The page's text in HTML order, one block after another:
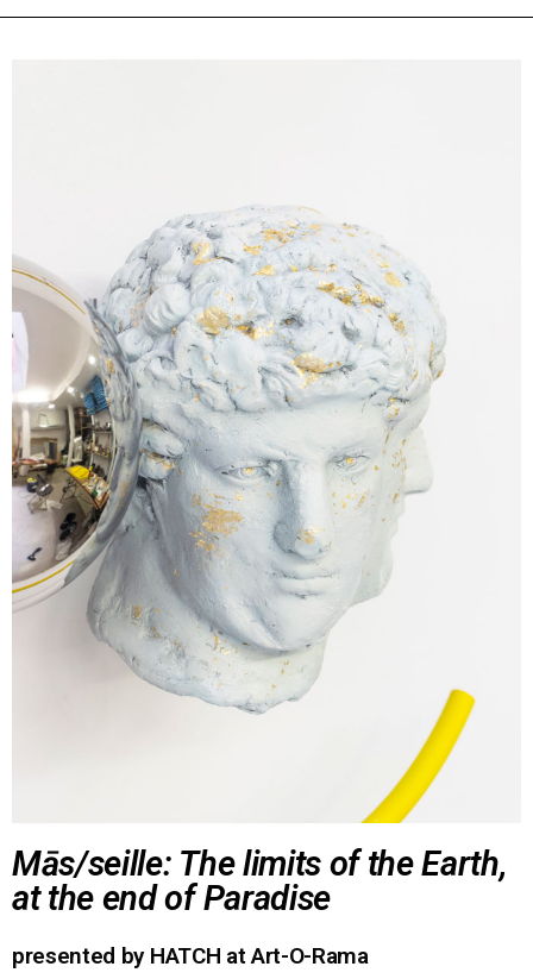
Mās/seille: The limits of the Earth,
at the end of Paradise
presented by HATCH at Art-O-Rama